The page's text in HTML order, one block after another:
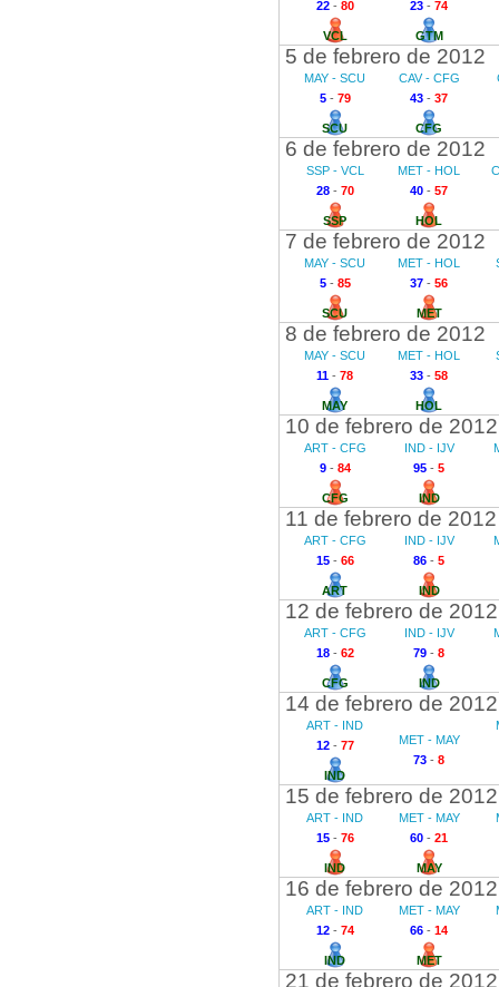
22- 80
VCL
23 - 74
GTM
5 de febrero de 2012
MAY - SCU
5- 79
SCU
CAV - CFG
43 - 37
CFG
6 de febrero de 2012
SSP - VCL
28- 70
SSP
MET - HOL
40 - 57
HOL
7 de febrero de 2012
MAY - SCU
5- 85
SCU
MET - HOL
37 - 56
MET
8 de febrero de 2012
MAY - SCU
11 - 78
MAY
MET - HOL
33 - 58
HOL
10 de febrero de 2012
ART - CFG
9- 84
CFG
IND - IJV
95 - 5
IND
11 de febrero de 2012
ART - CFG
15- 66
ART
IND - IJV
86 - 5
IND
12 de febrero de 2012
ART - CFG
18- 62
CFG
IND - IJV
79 - 8
IND
14 de febrero de 2012
ART - IND
12- 77
IND
MET - MAY
73 - 8
15 de febrero de 2012
ART - IND
15- 76
IND
MET - MAY
60 - 21
MAY
16 de febrero de 2012
ART - IND
12- 74
IND
MET - MAY
66 - 14
MET
21 de febrero de 2012